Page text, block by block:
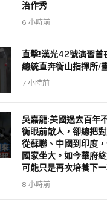
治作秀
6 小時前
直擊!漢光42號演習首
總統直奔衡山指揮所/
7 小時前
吳嘉龍:美國過去百年
衡眼前敵人，卻總把
從蘇聯、中國到印度
國家坐大。如今華府
可能只是再次培養下
8 小時前